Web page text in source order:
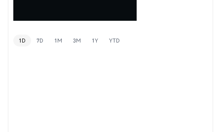
1D 7D 1M 3M 1Y YTD